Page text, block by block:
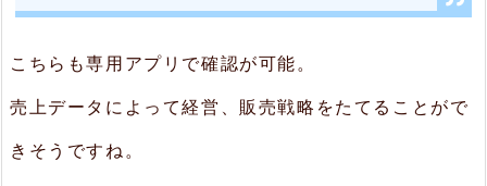
こちらも専用アプリで確認が可能。
売上データによって経営、販売戦略をたてることがで
きそうですね。